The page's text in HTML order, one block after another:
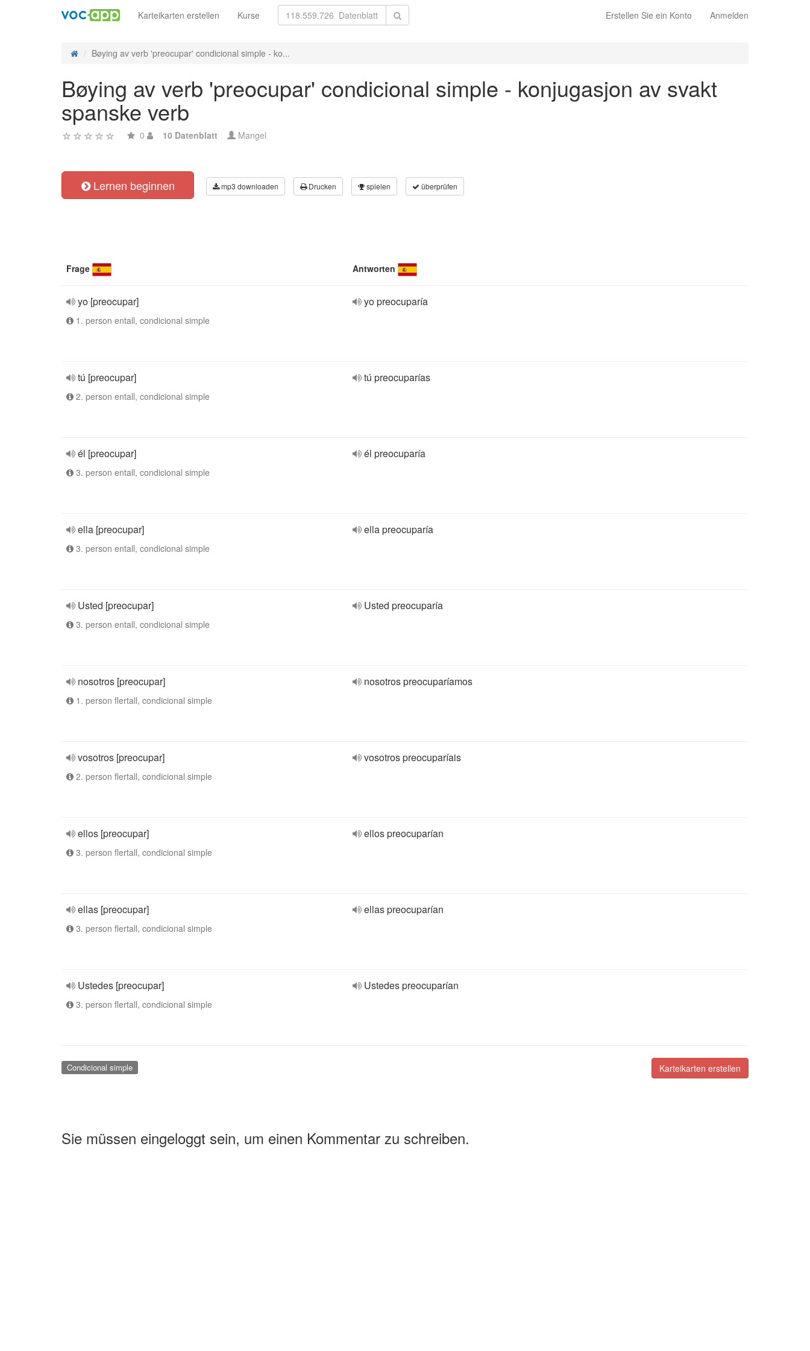
Erstellen Sie ein Konto Anmelden
Karteikarten erstellen Kurse
Bøying av verb 'preocupar' condicional simple - ko...
Bøying av verb 'preocupar' condicional simple - konjugasjon av svakt
spanske verb
0 10 Datenblatt Mangel
Lernen beginnen mp3 downloaden Drucken spielen überprüfen
Frage Antworten
yo [preocupar]
1. person entall, condicional simple
yo preocuparía
tú [preocupar]
2. person entall, condicional simple
tú preocuparías
él [preocupar]
3. person entall, condicional simple
él preocuparía
ella [preocupar]
3. person entall, condicional simple
ella preocuparía
Usted [preocupar]
3. person entall, condicional simple
Usted preocuparía
nosotros [preocupar]
1. person flertall, condicional simple
nosotros preocuparíamos
vosotros [preocupar]
2. person flertall, condicional simple
vosotros preocuparíais
ellos [preocupar]
3. person flertall, condicional simple
ellos preocuparían
ellas [preocupar]
3. person flertall, condicional simple
ellas preocuparían
Ustedes [preocupar]
3. person flertall, condicional simple
Ustedes preocuparían
Karteikarten erstellen
Condicional simple
Sie müssen eingeloggt sein, um einen Kommentar zu schreiben.